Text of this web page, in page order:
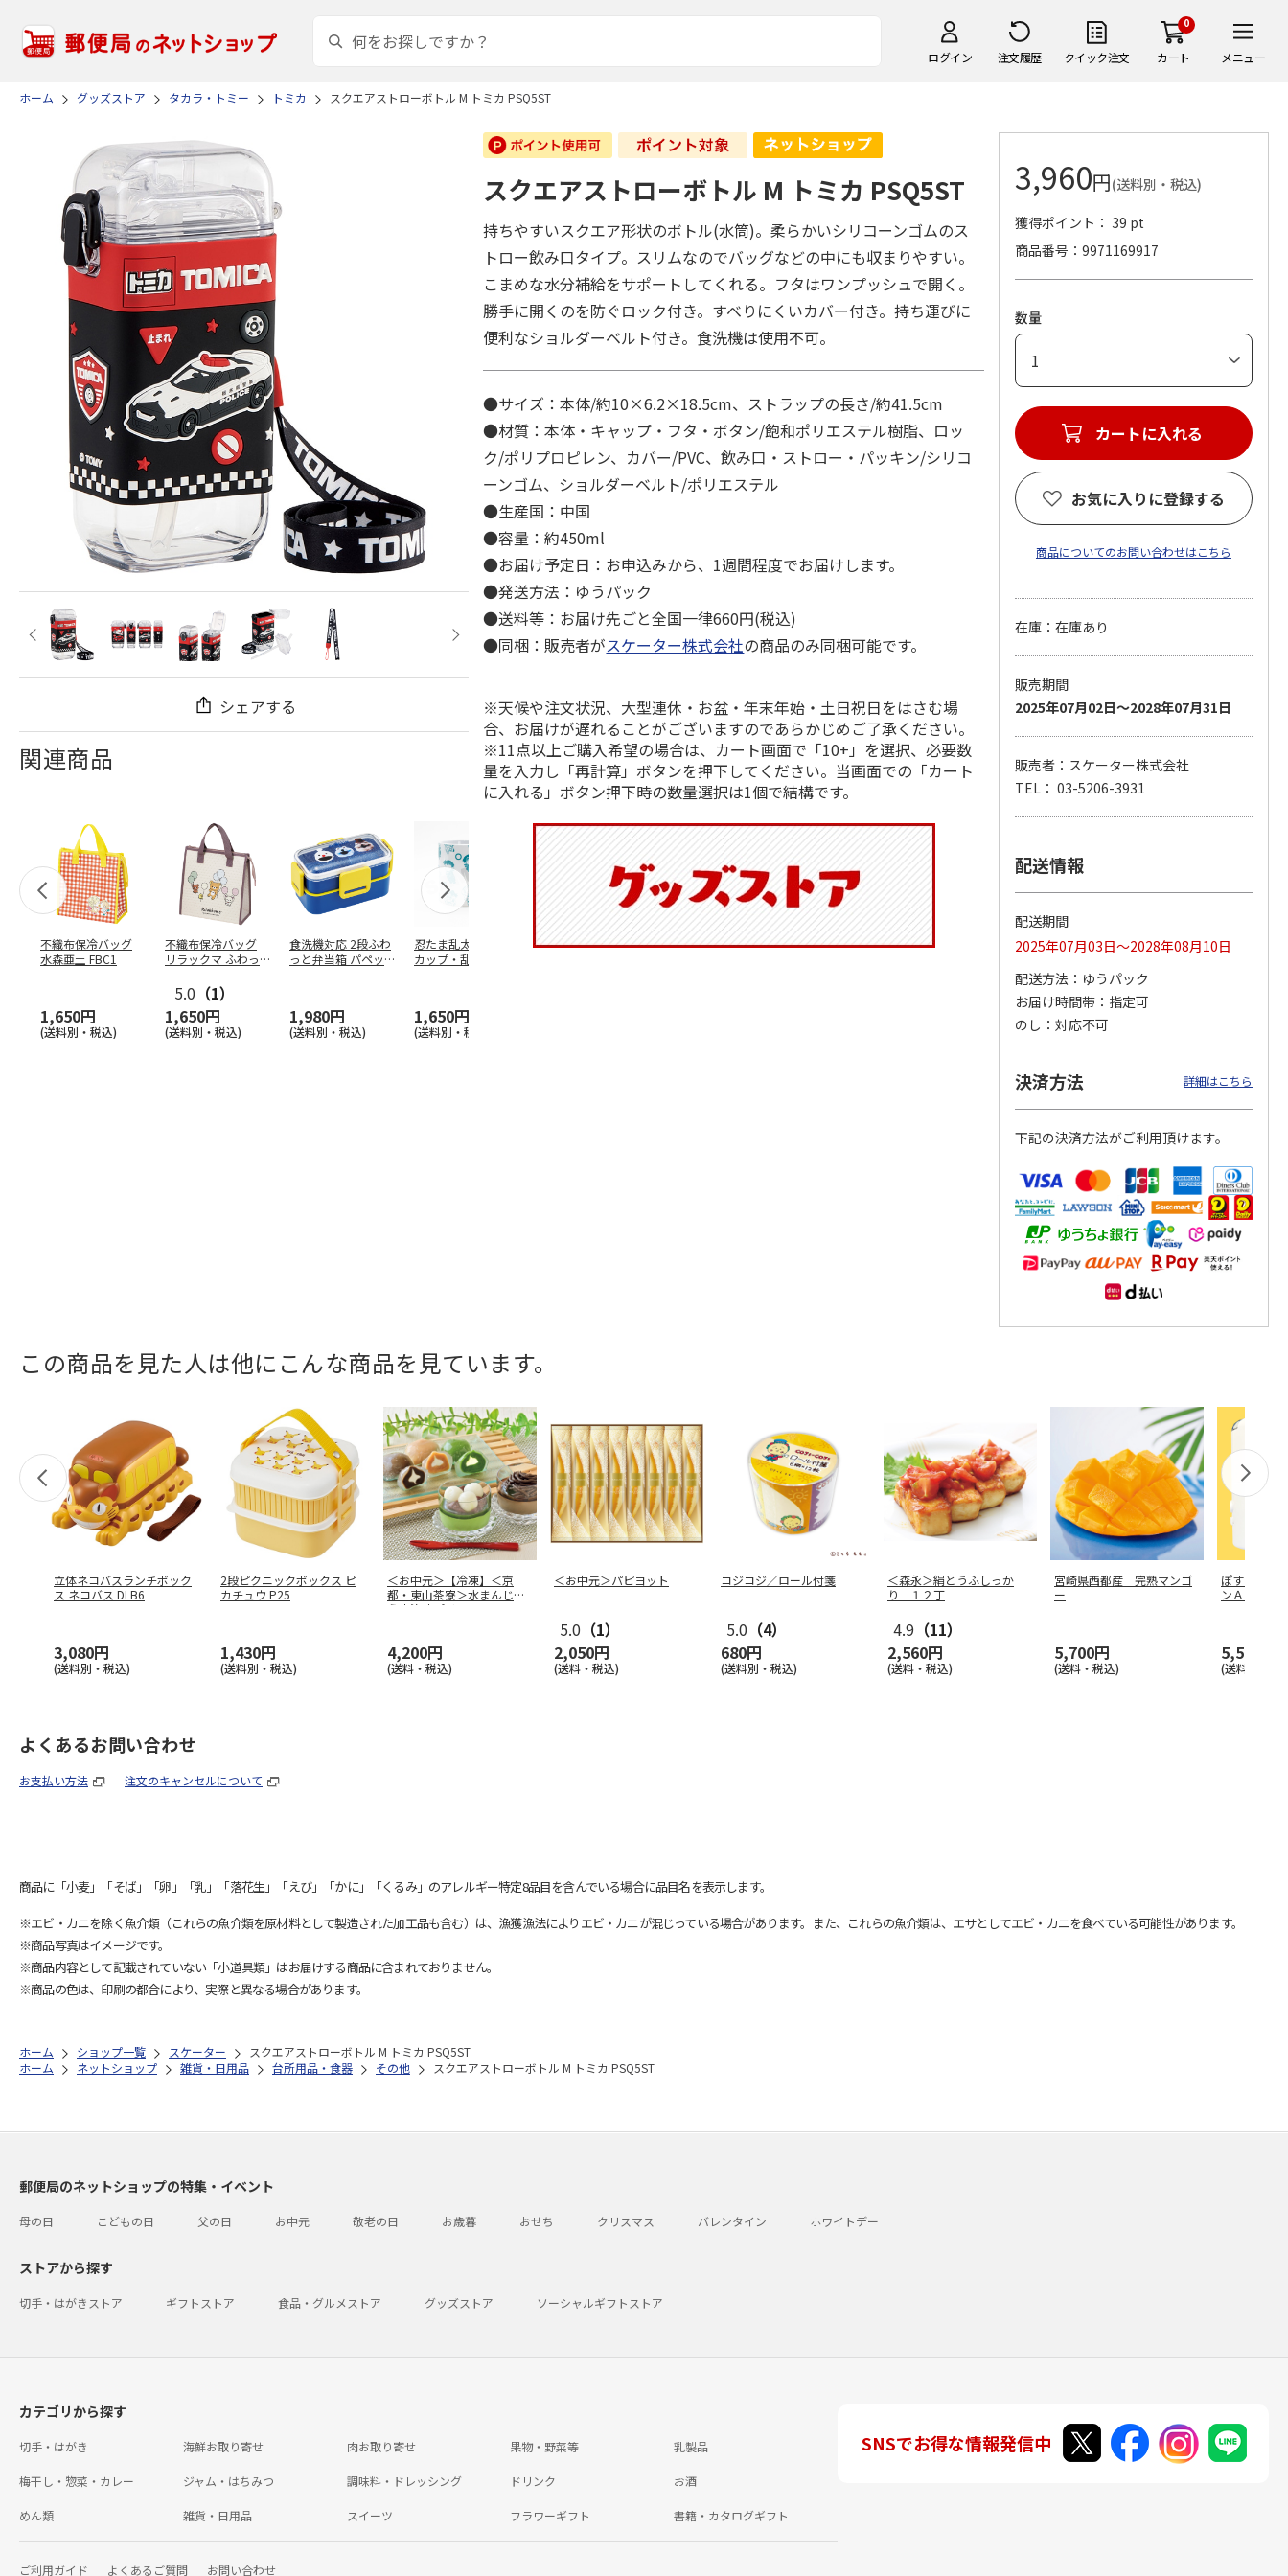
ログイン 注文履歴 クイック注文
0
カート メニュー
ホーム グッズストア タカラ・トミー トミカ スクエアストローボトル M トミカ PSQ5ST
シェアする
関連商品
不織布保冷バッグ
水森亜土 FBC1
1,650円
(送料別・税込)
不織布保冷バッグ
リラックマ ふわっ
5.0 （1）
1,650円
(送料別・税込)
食洗機対応 2段ふわ
っと弁当箱 パペッ
1,980円
(送料別・税込)
忍たま乱太郎 マグ
カップ・乱太郎・き
1,650円
(送料別・税込)
抗菌食洗機対応 ふ
陶器ダイカットマグ
マスコット入りドリ
ふわっとフタタイト
コーデュロイ生地ラ
キティ KCOB2
2,200円
(送料別・税込)
八角形ステンレスマ
スクエアストローボトル M トミカ PSQ5ST
持ちやすいスクエア形状のボトル(水筒)。柔らかいシリコーンゴムのス
トロー飲み口タイプ。スリムなのでバッグなどの中にも収まりやすい。
こまめな水分補給をサポートしてくれる。フタはワンプッシュで開く。
勝手に開くのを防ぐロック付き。すべりにくいカバー付き。持ち運びに
便利なショルダーベルト付き。食洗機は使用不可。
●サイズ：本体/約10×6.2×18.5cm、ストラップの長さ/約41.5cm
●材質：本体・キャップ・フタ・ボタン/飽和ポリエステル樹脂、ロッ
ク/ポリプロピレン、カバー/PVC、飲み口・ストロー・パッキン/シリコ
ーンゴム、ショルダーベルト/ポリエステル
●生産国：中国
●容量：約450ml
●お届け予定日：お申込みから、1週間程度でお届けします。
●発送方法：ゆうパック
●送料等：お届け先ごと全国一律660円(税込)
●同梱：販売者がスケーター株式会社の商品のみ同梱可能です。
※天候や注文状況、大型連休・お盆・年末年始・土日祝日をはさむ場
合、お届けが遅れることがございますのであらかじめご了承ください。
※11点以上ご購入希望の場合は、カート画面で「10+」を選択、必要数
量を入力し「再計算」ボタンを押下してください。当画面での「カート
に入れる」ボタン押下時の数量選択は1個で結構です。
3,960円(送料別・税込)
獲得ポイント： 39 pt
商品番号
9971169917
数量
カートに入れる
お気に入りに登録する
商品についてのお問い合わせはこちら
在庫：在庫あり
販売期間
2025年07月02日～2028年07月31日
販売者：スケーター株式会社
TEL： 03-5206-3931
配送情報
配送期間
2025年07月03日～2028年08月10日
配送方法
ゆうパック
お届け時間帯
指定可
のし
対応不可
決済方法 詳細はこちら
下記の決済方法がご利用頂けます。
この商品を見た人は他にこんな商品を見ています。
立体ネコバスランチボック
ス ネコバス DLB6
3,080円
(送料別・税込)
2段ピクニックボックス ピ
カチュウ P25
1,430円
(送料別・税込)
＜お中元＞【冷凍】＜京
都・東山茶寮＞水まんじゅ
う宇治茶プリ
4,200円
(送料・税込)
＜お中元＞パピヨット
5.0 （1）
2,050円
(送料・税込)
コジコジ／ロール付箋
5.0 （4）
680円
(送料別・税込)
＜森永＞絹とうふしっか
り １２丁
4.9 （11）
2,560円
(送料・税込)
宮崎県西都産 完熟マンゴ
ー
5,700円
(送料・税込)
ぽすくまの
ンＡ ゴシ
5,500円
(送料・税込)
よくあるお問い合わせ
お支払い方法 注文のキャンセルについて
商品に「小麦」「そば」「卵」「乳」「落花生」「えび」「かに」「くるみ」のアレルギー特定8品目を含んでいる場合に品目名を表示します。
※エビ・カニを除く魚介類（これらの魚介類を原材料として製造された加工品も含む）は、漁獲漁法によりエビ・カニが混じっている場合があります。また、これらの魚介類は、エサとしてエビ・カニを食べている可能性があります。
※商品写真はイメージです。
※商品内容として記載されていない「小道具類」はお届けする商品に含まれておりません。
※商品の色は、印刷の都合により、実際と異なる場合があります。
ホーム ショップ一覧 スケーター
スクエアストローボトル M トミカ PSQ5ST
ホーム
ネットショップ 雑貨・日用品 台所用品・食器 その他 スクエアストローボトル M トミカ PSQ5ST
郵便局のネットショップの特集・イベント
母の日 こどもの日 父の日 お中元 敬老の日 お歳暮 おせち クリスマス バレンタイン ホワイトデー
ストアから探す
切手・はがきストア ギフトストア 食品・グルメストア グッズストア ソーシャルギフトストア
カテゴリから探す
切手・はがき 海鮮お取り寄せ 肉お取り寄せ 果物・野菜等 乳製品
梅干し・惣菜・カレー ジャム・はちみつ 調味料・ドレッシング ドリンク お酒
めん類 雑貨・日用品 スイーツ フラワーギフト 書籍・カタログギフト
ご利用ガイド よくあるご質問 お問い合わせ
SNSでお得な情報発信中